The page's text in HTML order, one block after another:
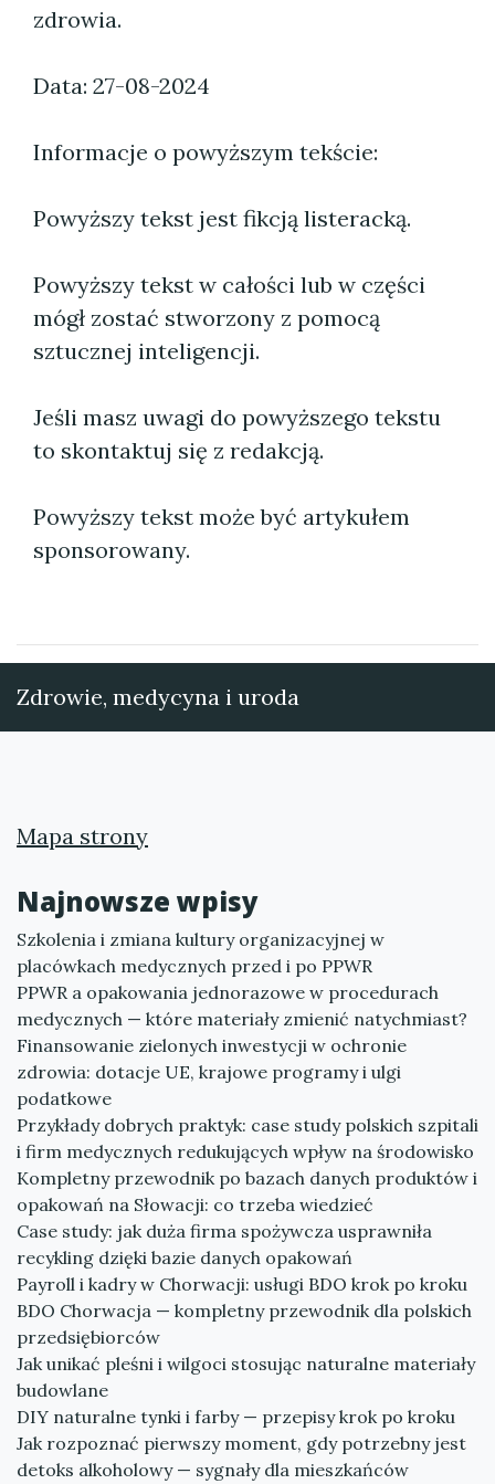
zdrowia.
Data: 27-08-2024
Informacje o powyższym tekście:
Powyższy tekst jest fikcją listeracką.
Powyższy tekst w całości lub w części
mógł zostać stworzony z pomocą
sztucznej inteligencji.
Jeśli masz uwagi do powyższego tekstu
to skontaktuj się z redakcją.
Powyższy tekst może być artykułem
sponsorowany.
Zdrowie, medycyna i uroda
Mapa strony
Najnowsze wpisy
Szkolenia i zmiana kultury organizacyjnej w
placówkach medycznych przed i po PPWR
PPWR a opakowania jednorazowe w procedurach
medycznych — które materiały zmienić natychmiast?
Finansowanie zielonych inwestycji w ochronie
zdrowia: dotacje UE, krajowe programy i ulgi
podatkowe
Przykłady dobrych praktyk: case study polskich szpitali
i firm medycznych redukujących wpływ na środowisko
Kompletny przewodnik po bazach danych produktów i
opakowań na Słowacji: co trzeba wiedzieć
Case study: jak duża firma spożywcza usprawniła
recykling dzięki bazie danych opakowań
Payroll i kadry w Chorwacji: usługi BDO krok po kroku
BDO Chorwacja — kompletny przewodnik dla polskich
przedsiębiorców
Jak unikać pleśni i wilgoci stosując naturalne materiały
budowlane
DIY naturalne tynki i farby — przepisy krok po kroku
Jak rozpoznać pierwszy moment, gdy potrzebny jest
detoks alkoholowy — sygnały dla mieszkańców